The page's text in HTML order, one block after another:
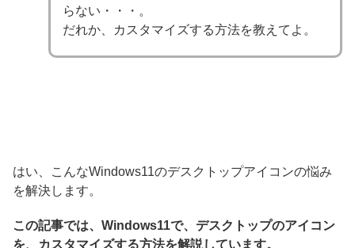
らない・・・。
だれか、カスタマイズする方法を教えてよ。
はい、こんなWindows11のデスクトップアイコンの悩み
を解決します。
この記事では、Windows11で、デスクトップのアイコン
を、カスタマイズする方法を解説しています。